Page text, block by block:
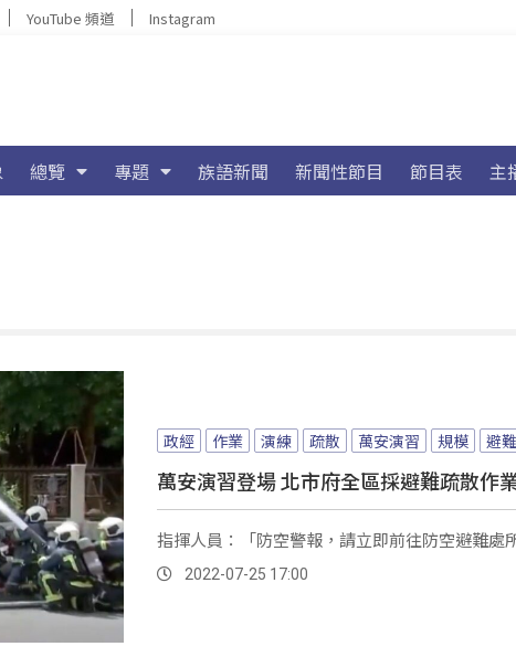
YouTube 頻道 Instagram
總覽 專題 族語新聞 新聞性節目 節目表 主
政經 作業 演練 疏散 萬安演習 規模 避難
萬安演習登場 北市府全區採避難疏散作
指揮人員：「防空警報，請立即前往防空避難處
2022-07-25 17:00